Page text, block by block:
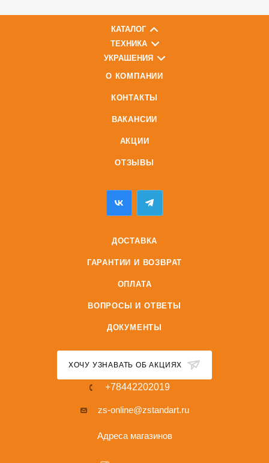
КАТАЛОГ
ТЕХНИКА
УКРАШЕНИЯ
О КОМПАНИИ
КОНТАКТЫ
ВАКАНСИИ
АКЦИИ
ОТЗЫВЫ
ДОСТАВКА
ГАРАНТИИ И ВОЗВРАТ
ОПЛАТА
ВОПРОСЫ И ОТВЕТЫ
ДОКУМЕНТЫ
ХОЧУ УЗНАВАТЬ ОБ АКЦИЯХ
+78442202019
zs-online@zstandart.ru
Адреса магазинов